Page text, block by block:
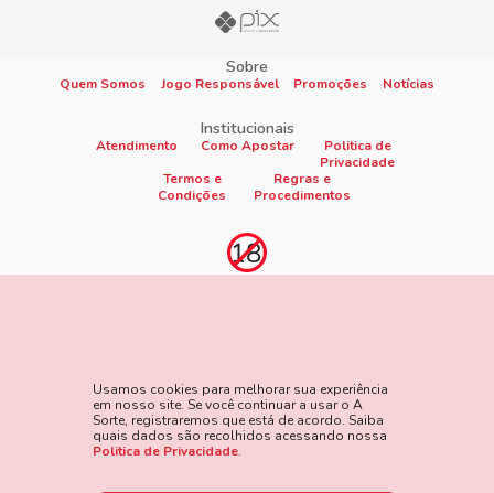
Usamos cookies para melhorar sua experiência
em nosso site. Se você continuar a usar o A
Sorte, registraremos que está de acordo. Saiba
quais dados são recolhidos acessando nossa
Politica de Privacidade.
Sobre
Quem Somos Jogo Responsável Promoções Notícias
Institucionais
Atendimento Como Apostar
Politica de
Privacidade
Termos e
Condições
Regras e
Procedimentos
perdas financeiras e em excesso podem causar riscos à saúde.
Veja nossa página de Jogo Responsável para mais detalhes e
as ferramentas disponíveis. Jogue com responsabilidade:
www.gamblersanonymous.orgAcesse aqui os Termos e
Condições do site.